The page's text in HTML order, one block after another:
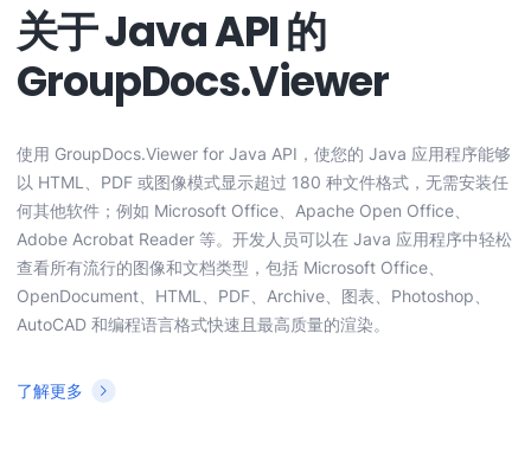
关于 Java API 的
GroupDocs.Viewer
使用 GroupDocs.Viewer for Java API，使您的 Java 应用程序能够
以 HTML、PDF 或图像模式显示超过 180 种文件格式，无需安装任
何其他软件；例如 Microsoft Office、Apache Open Office、
Adobe Acrobat Reader 等。开发人员可以在 Java 应用程序中轻松
查看所有流行的图像和文档类型，包括 Microsoft Office、
OpenDocument、HTML、PDF、Archive、图表、Photoshop、
AutoCAD 和编程语言格式快速且最高质量的渲染。
了解更多